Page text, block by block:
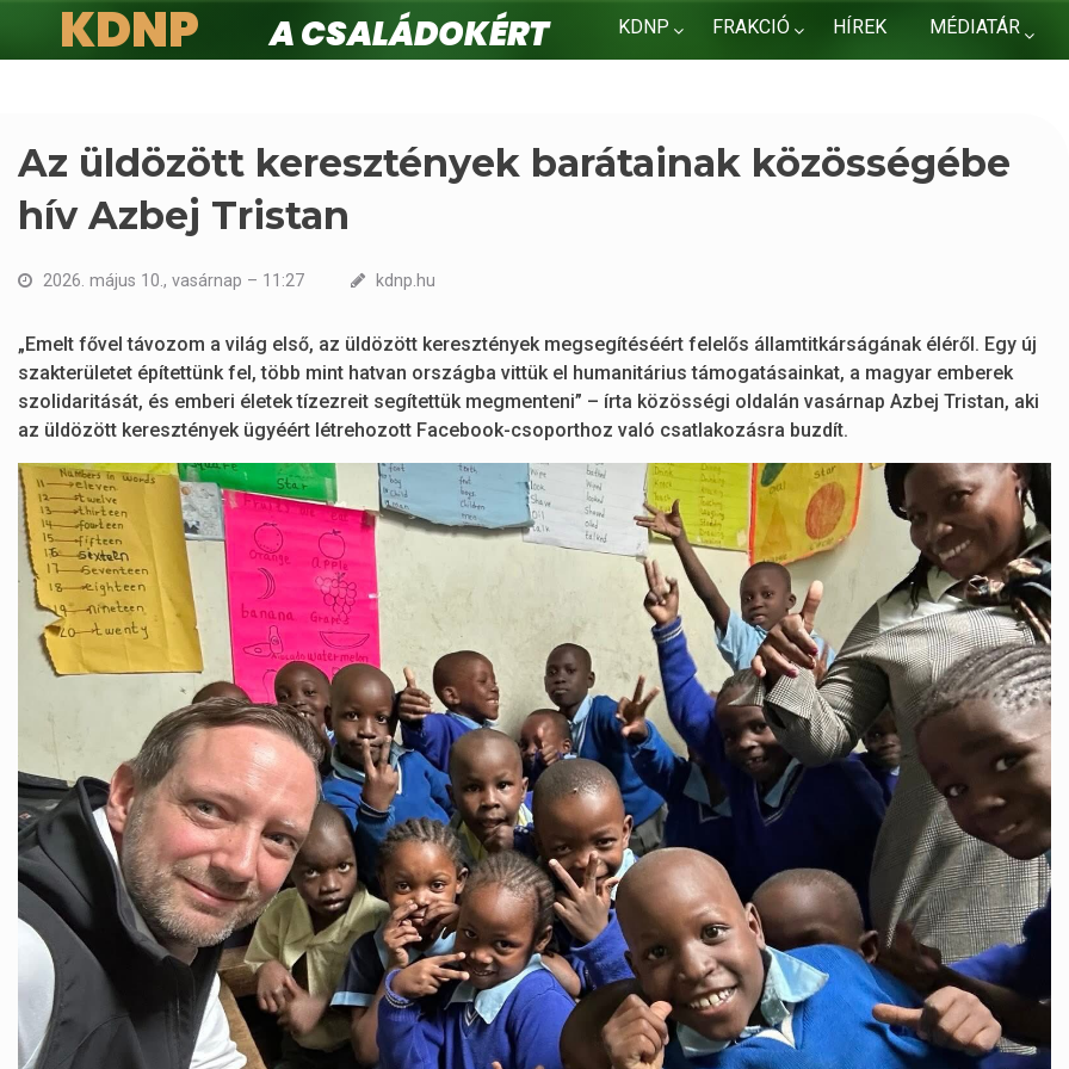
KDNP FRAKCIÓ HÍREK MÉDIATÁR
KDNP
A családokért.
Az üldözött keresztények barátainak közösségébe
hív Azbej Tristan
2026. május 10., vasárnap – 11:27 kdnp.hu
„Emelt fővel távozom a világ első, az üldözött keresztények megsegítéséért felelős államtitkárságának éléről. Egy új
szakterületet építettünk fel, több mint hatvan országba vittük el humanitárius támogatásainkat, a magyar emberek
szolidaritását, és emberi életek tízezreit segítettük megmenteni” – írta közösségi oldalán vasárnap Azbej Tristan, aki
az üldözött keresztények ügyéért létrehozott Facebook-csoporthoz való csatlakozásra buzdít.